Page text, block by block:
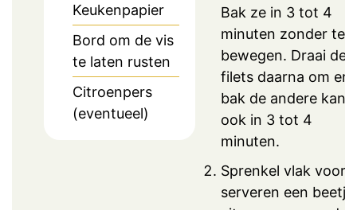
Keukenpapier
Bord om de vis
te laten rusten
Citroenpers
(eventueel)
Bak ze in 3 tot 4
minuten zonder te
bewegen. Draai de
filets daarna om en
bak de andere kant
ook in 3 tot 4
minuten.
Sprenkel vlak voor
serveren een beetje